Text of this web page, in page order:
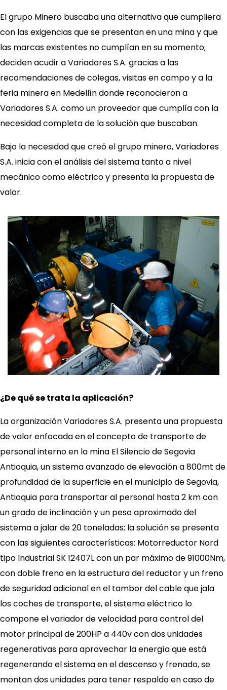
El grupo Minero buscaba una alternativa que cumpliera
con las exigencias que se presentan en una mina y que
las marcas existentes no cumplían en su momento;
deciden acudir a Variadores S.A. gracias a las
recomendaciones de colegas, visitas en campo y a la
feria minera en Medellín donde reconocieron a
Variadores S.A. como un proveedor que cumplía con la
necesidad completa de la solución que buscaban.
Bajo la necesidad que creó el grupo minero, Variadores
S.A. inicia con el análisis del sistema tanto a nivel
mecánico como eléctrico y presenta la propuesta de
valor.
¿De qué se trata la aplicación?
La organización Variadores S.A. presenta una propuesta
de valor enfocada en el concepto de transporte de
personal interno en la mina El Silencio de Segovia
Antioquia, un sistema avanzado de elevación a 800mt de
profundidad de la superficie en el municipio de Segovia,
Antioquia para transportar al personal hasta 2 km con
un grado de inclinación y un peso aproximado del
sistema a jalar de 20 toneladas; la solución se presenta
con las siguientes características: Motorreductor Nord
tipo Industrial SK 12407L con un par máximo de 91000Nm,
con doble freno en la estructura del reductor y un freno
de seguridad adicional en el tambor del cable que jala
los coches de transporte, el sistema eléctrico lo
compone el variador de velocidad para control del
motor principal de 200HP a 440v con dos unidades
regenerativas para aprovechar la energía que está
regenerando el sistema en el descenso y frenado, se
montan dos unidades para tener respaldo en caso de